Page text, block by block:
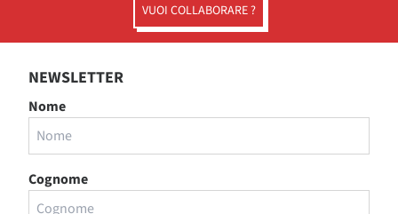
VUOI COLLABORARE ?
NEWSLETTER
Nome
Cognome